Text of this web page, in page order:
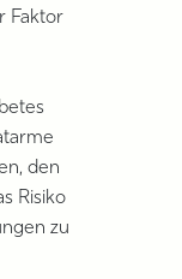
Faktor
den
Risiko
zu